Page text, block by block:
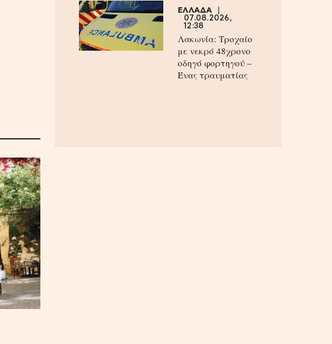
ΕΛΛΑΔΑ
07.08.2026,
12:38
Λακωνία: Τροχαίο
με νεκρό 48χρονο
οδηγό φορτηγού –
Ένας τραυματίας